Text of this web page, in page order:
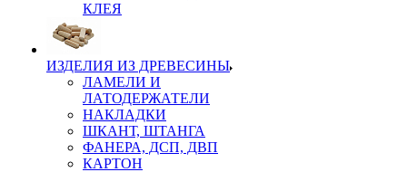
КЛЕЯ
ИЗДЕЛИЯ ИЗ ДРЕВЕСИНЫ
ЛАМЕЛИ И
ЛАТОДЕРЖАТЕЛИ
НАКЛАДКИ
ШКАНТ, ШТАНГА
ФАНЕРА, ДСП, ДВП
КАРТОН